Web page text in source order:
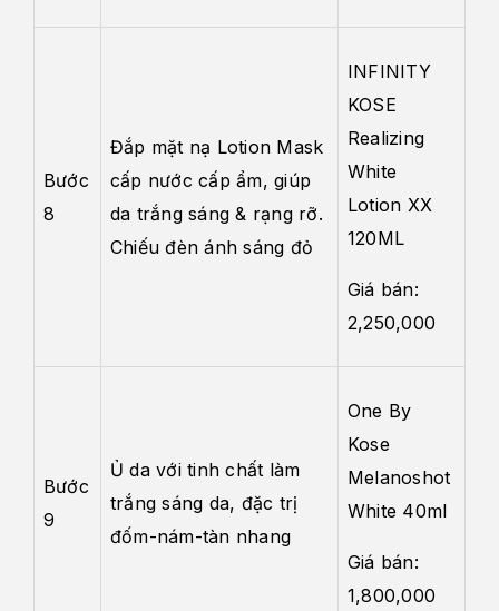
Bước
8
Đắp mặt nạ Lotion Mask
cấp nước cấp ẩm, giúp
da trắng sáng & rạng rỡ.
Chiếu đèn ánh sáng đỏ
INFINITY
KOSE
Realizing
White
Lotion XX
120ML
Giá bán:
2,250,000
Bước
9
Ủ da với tinh chất làm
trắng sáng da, đặc trị
đốm-nám-tàn nhang
One By
Kose
Melanoshot
White 40ml
Giá bán:
1,800,000